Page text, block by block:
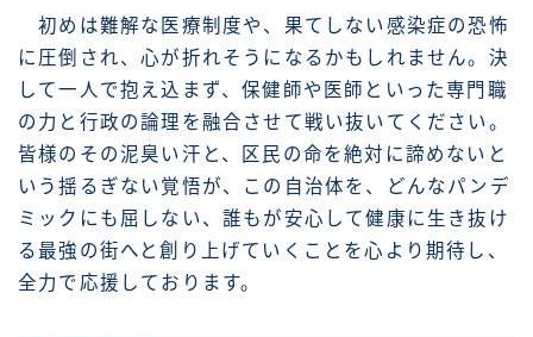
初めは難解な医療制度や、果てしない感染症の恐怖
に圧倒され、心が折れそうになるかもしれません。決
して一人で抱え込まず、保健師や医師といった専門職
の力と行政の論理を融合させて戦い抜いてください。
皆様のその泥臭い汗と、区民の命を絶対に諦めないと
いう揺るぎない覚悟が、この自治体を、どんなパンデ
ミックにも屈しない、誰もが安心して健康に生き抜け
る最強の街へと創り上げていくことを心より期待し、
全力で応援しております。